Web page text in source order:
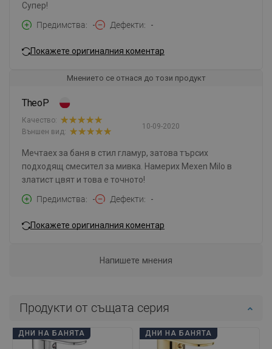
Супер!
Предимства
- Дефекти -
Покажете оригиналния коментар
Мнението се отнася до този продукт
TheoP
10-09-2020
Качество:
Външен вид:
Мечтаех за баня в стил гламур, затова търсих
подходящ смесител за мивка. Намерих Mexen Milo в
златист цвят и това е точното!
Предимства
- Дефекти -
Покажете оригиналния коментар
Напишете мнения
Продукти от същата серия
ДНИ НА БАНЯТА ДНИ НА БАНЯТА